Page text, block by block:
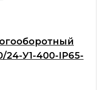
У1-400-IP65-